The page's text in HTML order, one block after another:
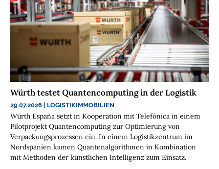
F
O
D
M
N
S
C
H
E
N
Würth testet Quantencomputing in der Logistik
29.07.2026 LOGISTIKIMMOBILIEN
Würth España setzt in Kooperation mit Telefónica in einem
Pilotprojekt Quantencomputing zur Optimierung von
Verpackungsprozessen ein. In einem Logistikzentrum im
Nordspanien kamen Quantenalgorithmen in Kombination
mit Methoden der künstlichen Intelligenz zum Einsatz.